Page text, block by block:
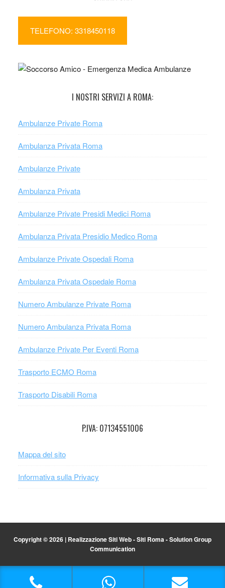
TELEFONO: 3318450118
I NOSTRI SERVIZI A ROMA:
Ambulanze Private Roma
Ambulanza Privata Roma
Ambulanze Private
Ambulanza Privata
Ambulanze Private Presidi Medici Roma
Ambulanza Privata Presidio Medico Roma
Ambulanze Private Ospedali Roma
Ambulanza Privata Ospedale Roma
Numero Ambulanze Private Roma
Numero Ambulanza Privata Roma
Ambulanze Private Per Eventi Roma
Trasporto ECMO Roma
Trasporto Disabili Roma
P.IVA: 07134551006
Mappa del sito
Informativa sulla Privacy
Copyright © 2026 | Realizzazione Siti Web-Siti Roma-Solution Group
Communication